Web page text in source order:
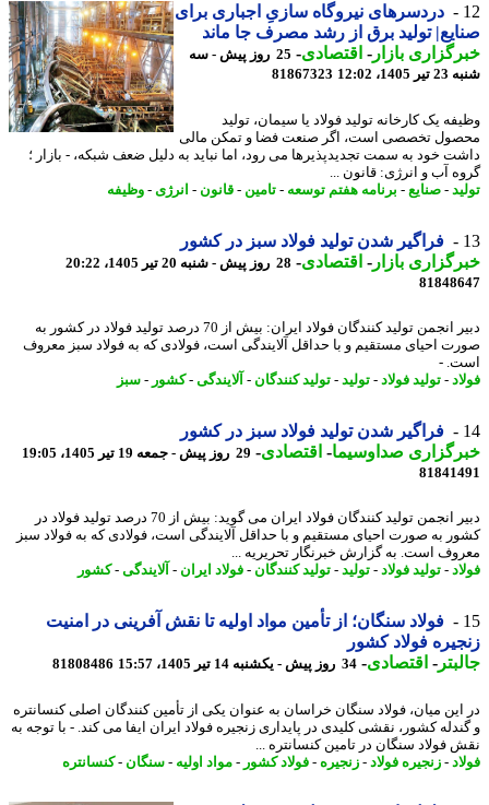
دردسرهای نیروگاه سازیِ اجباری برای
تولید برق از رشد مصرف جا ماند
بازار- اقتصادی-
25 روز پیش - سه
12:02
81867323
یک کارخانه تولید فولاد یا سیمان، تولید
تخصصی است، اگر صنعت فضا و تمکن مالی
خود به سمت تجدیدپذیرها می رود، اما نباید به دلیل ضعف شبکه، - بازار ؛
آب و انرژی: قانون ...
-صنایع-برنامه هفتم توسعه-تامین-قانون-انرژی-وظیفه
فراگیر شدن تولید فولاد سبز در کشور
بازار- اقتصادی-28 روز پیش - شنبه 20 تیر 1405، 20:22
دبیر انجمن تولید کنندگان فولاد ایران: بیش از 70 درصد تولید فولاد در کشور به
احیای مستقیم و با حداقل آلایندگی است، فولادی که به فولاد سبز معروف
-
-تولید فولاد-تولید-تولید کنندگان-آلایندگی-کشور-سبز
فراگیر شدن تولید فولاد سبز در کشور
صداوسیما-اقتصادی-29 روز پیش - جمعه 19 تیر 1405، 19:05
دبیر انجمن تولید کنندگان فولاد ایران می گوید: بیش از 70 درصد تولید فولاد در
به صورت احیای مستقیم و با حداقل آلایندگی است، فولادی که به فولاد سبز
است. به گزارش خبرنگار تحریریه ...
-تولید فولاد-تولید-تولید کنندگان-فولاد ایران - آلایندگی-کشور
فولاد سنگان؛ از تأمین مواد اولیه تا نقش آفرینی در امنیت
فولاد کشور
-اقتصادی-34 روز پیش - یکشنبه 14 تیر 1405، 15:57 81808486
میان، فولاد سنگان خراسان به عنوان یکی از تأمین کنندگان اصلی کنسانتره
کشور، نقشی کلیدی در پایداری زنجیره فولاد ایران ایفا می کند. - با توجه به
فولاد سنگان در تامین کنسانتره ...
-زنجیره فولاد-زنجیره-فولاد کشور-مواد اولیه -سنگان-کنسانتره